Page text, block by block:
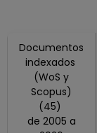
(2024)
Documentos
indexados
(WoS y
Scopus)
(45)
de 2005 a